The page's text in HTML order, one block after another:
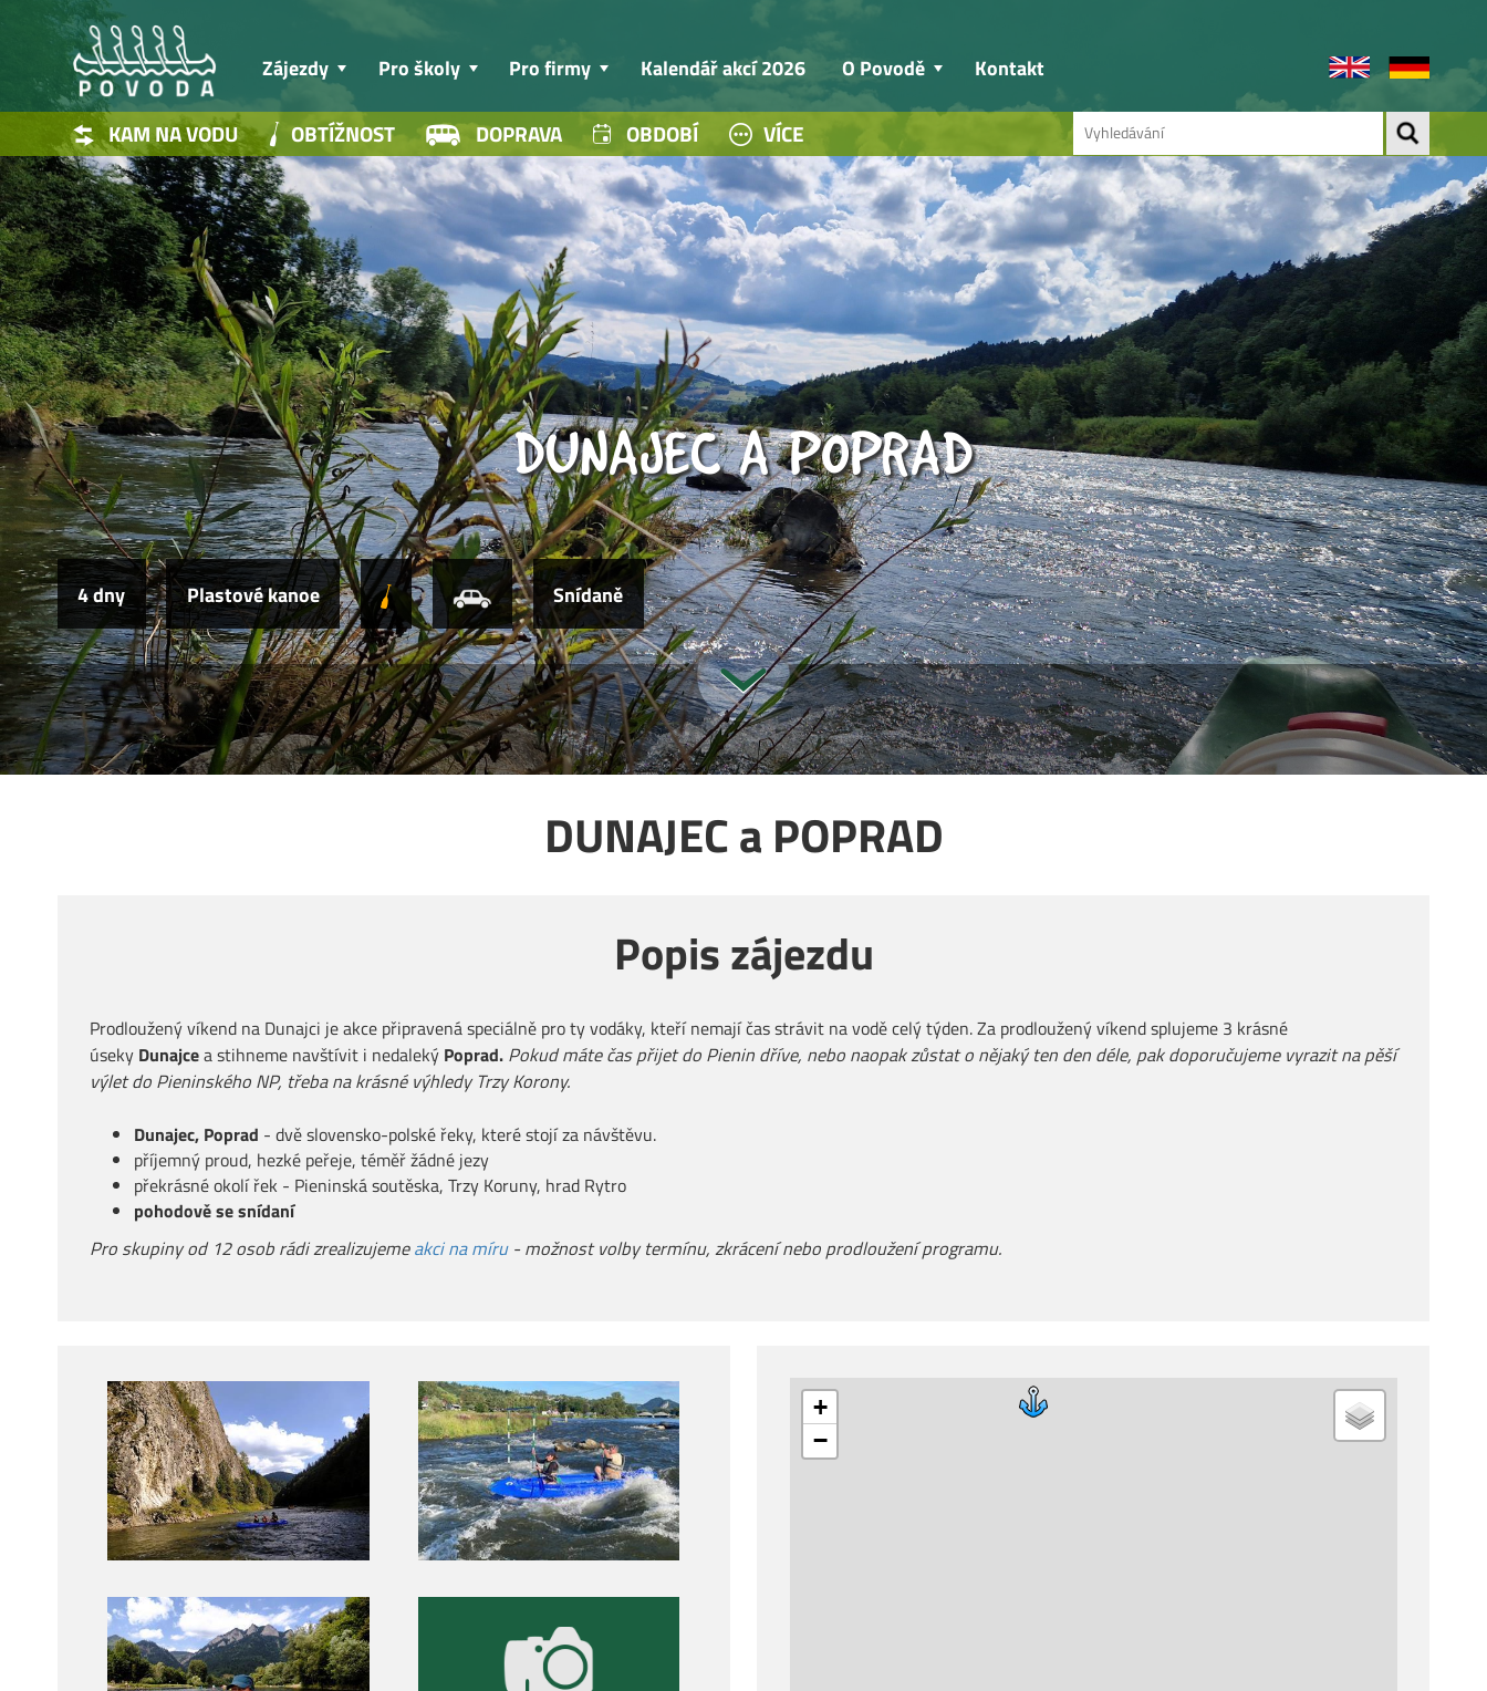
Zájezdy Pro školy Pro firmy Kalendář akcí 2026 O Povodě Kontakt
KAM NA VODU OBTÍŽNOST DOPRAVA OBDOBÍ VÍCE
DUNAJEC A POPRAD
4 dny Plastové kanoe Snídaně
DUNAJEC a POPRAD
Popis zájezdu
Prodloužený víkend na Dunajci je akce připravená speciálně pro ty vodáky, kteří nemají čas strávit na vodě celý týden. Za prodloužený víkend splujeme 3 krásné
úseky Dunajcea stihneme navštívit i nedaleký Poprad. Pokud máte čas přijet do Pienin dříve, nebo naopak zůstat o nějaký ten den déle, pak doporučujeme vyrazit na pěší
výlet do Pieninského NP, třeba na krásné výhledy Trzy Korony.
Dunajec, Poprad - dvě slovensko-polské řeky, které stojí za návštěvu.
příjemný proud, hezké peřeje, téměř žádné jezy
překrásné okolí řek - Pieninská soutěska, Trzy Koruny, hrad Rytro
pohodově se snídaní
Pro skupiny od 12 osob rádi zrealizujemeakci na míru- možnost volby termínu, zkrácení nebo prodloužení programu.
+
−